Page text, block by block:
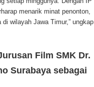
menarik minat penonton,
di wilayah Jawa Timur,” ungkap
Film SMK Dr.
Surabaya sebagai